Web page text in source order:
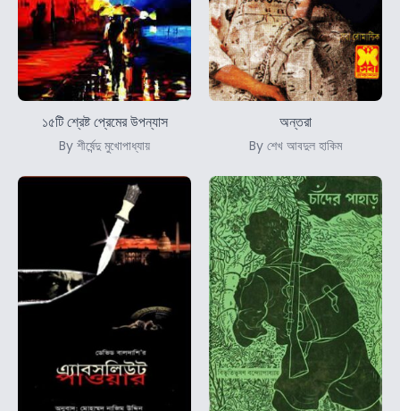
১৫টি শ্রেষ্ট প্রেমের উপন্যাস
By শীর্ষেন্দু মুখোপাধ্যায়
অন্তরা
By শেখ আবদুল হাকিম